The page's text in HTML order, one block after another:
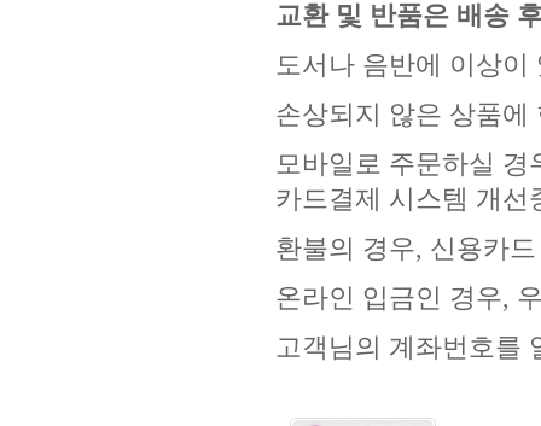
교환 및 반품은 배송
도서나 음반에 이상이
손상되지 않은 상품
모바일로 주문하실 경
카드결제 시스템 개선
환불의 경우, 신용카
온라인 입금인 경우,
고객님의 계좌번호를